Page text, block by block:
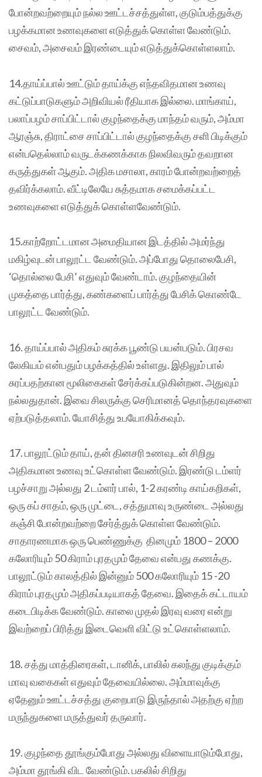
போன்றவற்றையும் நல்ல ஊட்டச்சத்துள்ள, குடும்பத்துக்கு
பழக்கமான உணவுகளை எடுத்துக் கொள்ள வேண்டும்.
சைவம், அசைவம் இரண்டையும் எடுத்துக்கொள்ளலாம்.
14.தாய்ப்பால் ஊட்டும் தாய்க்கு எந்தவிதமான உணவு
கட்டுப்பாடுகளும் அறிவியல் ரீதியாக இல்லை. மாங்காய்,
பலாப்பழம் சாப்பிட்டால் குழந்தைக்கு மாந்தம் வரும், அம்மா
ஆரஞ்சு, திராட்சை சாப்பிட்டால் குழந்தைக்கு சளி பிடிக்கும்
என்பதெல்லாம் வருடக்கணக்காக நிலவிவரும் தவறான
கருத்துகள் ஆகும். அதிக மசாலா, காரம் போன்றவற்றைத்
தவிர்க்கலாம். வீட்டிலேயே சுத்தமாக சமைக்கப்பட்ட
உணவுகளை எடுத்துக் கொள்ளவேண்டும்.
15.காற்றோட்டமான அமைதியான இடத்தில் அமர்ந்து
மகிழ்வுடன் பாலூட்ட வேண்டும். அப்போது தொலைபேசி,
‘தொல்லை பேசி’ எதுவும் வேண்டாம். குழந்தையின்
முகத்தை பார்த்து, கண்களைப் பார்த்து பேசிக் கொண்டே
பாலூட்ட வேண்டும்.
16. தாய்ப்பால் அதிகம் சுரக்க பூண்டு பயன்படும். பிரசவ
லேகியம் என்பதும் பழக்கத்தில் உள்ளது. இதிலும் பால்
சுரப்பதற்கான மூலிகைகள் சேர்க்கப்படுகின்றன. அதுவும்
நல்லதுதான். இவை சிலருக்கு செரிமானத் தொந்தரவுகளை
ஏற்படுத்தலாம். யோசித்து உபயோகிக்கவும்.
17. பாலூட்டும் தாய், தன் தினசரி உணவுடன் சிறிது
அதிகமான உணவு உட்கொள்ள வேண்டும். இரண்டு டம்ளர்
பழச்சாறு அல்லது 2 டம்ளர் பால், 1-2 கரண்டி காய்கறிகள்,
ஒரு கப் சாதம், ஒரு முட்டை, சத்துமாவு உருண்டை அல்லது
கஞ்சி போன்றவற்றை சேர்த்துக் கொள்ள வேண்டும்.
சாதாரணமாக ஒரு பெண்ணுக்கு தினமும் 1800 – 2000
கலோரியும் 50 கிராம் புரதமும் தேவை என்பது கணக்கு.
பாலூட்டும் காலத்தில் இன்னும் 500 கலோரியும் 15 -20
கிராம் புரதமும் அதிகப்படியாகத் தேவை. இதைக் கட்டாயம்
கடைபிடிக்க வேண்டும். காலை முதல் இரவு வரை என்று
இவற்றைப் பிரித்து இடைவெளி விட்டு உட்கொள்ளலாம்.
18. சத்து மாத்திரைகள், டானிக், பாலில் கலந்து குடிக்கும்
மாவு வகைகள் எதுவும் தேவையில்லை. அம்மாவுக்கு
ஏதேனும் ஊட்டச்சத்து குறைபாடு இருந்தால் அதற்கு ஏற்ற
மருந்துகளை மருத்துவர் தருவார்.
19. குழந்தை தூங்கும்போது அல்லது விளையாடும்போது,
அம்மா தூங்கி விட வேண்டும். பகலில் சிறிது